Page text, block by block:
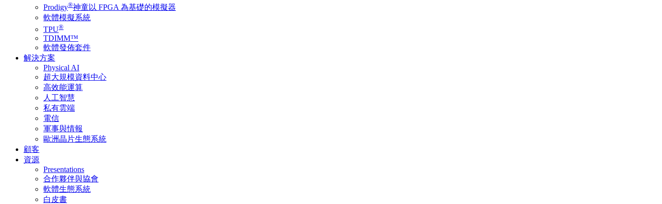
Prodigy®神童以 FPGA 為基礎的模擬器
軟體模擬系統
TPU®
TDIMM™
軟體發佈套件
解決方案
Physical AI
超大規模資料中心
高效能運算
人工智慧
私有雲端
電信
軍事與情報
歐洲晶片生態系統
顧客
資源
Presentations
合作夥伴與協會
軟體生態系統
白皮書